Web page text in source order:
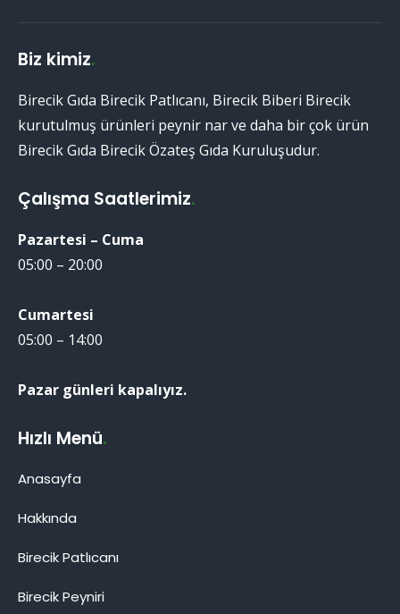
Biz kimiz.
Birecik Gıda Birecik Patlıcanı, Birecik Biberi Birecik
kurutulmuş ürünleri peynir nar ve daha bir çok ürün
Birecik Gıda Birecik Özateş Gıda Kuruluşudur.
Çalışma Saatlerimiz.
Pazartesi – Cuma
05:00 – 20:00
Cumartesi
05:00 – 14:00
Pazar günleri kapalıyız.
Hızlı Menü.
Anasayfa
Hakkında
Birecik Patlıcanı
Birecik Peyniri